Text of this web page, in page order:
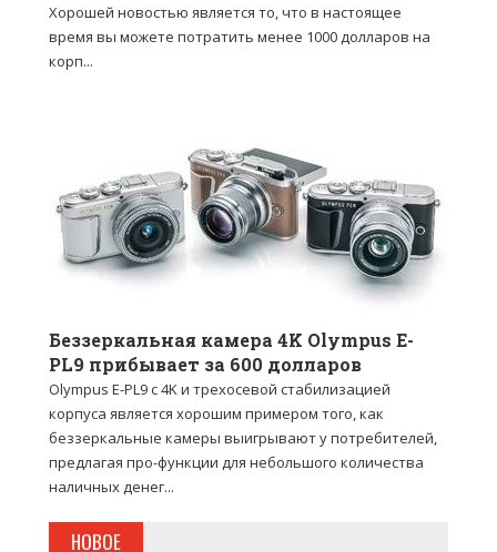
Хорошей новостью является то, что в настоящее
время вы можете потратить менее 1000 долларов на
корп...
Беззеркальная камера 4K Olympus E-
PL9 прибывает за 600 долларов
Olympus E-PL9 с 4K и трехосевой стабилизацией
корпуса является хорошим примером того, как
беззеркальные камеры выигрывают у потребителей,
предлагая про-функции для небольшого количества
наличных денег...
НОВОЕ